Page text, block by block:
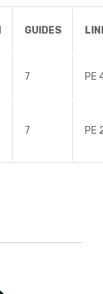
GUIDES
7 PE
7 PE